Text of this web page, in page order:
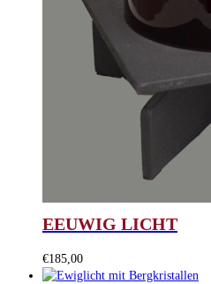
EEUWIG LICHT
€185,00